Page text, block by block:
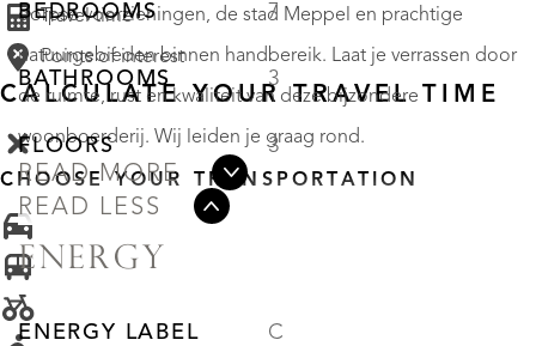
dorpse voorzieningen, de stad Meppel en prachtige
natuurgebieden binnen handbereik. Laat je verrassen door
de ruimte, rust en kwaliteit van deze bijzondere
woonboerderij. Wij leiden je graag rond.
READ MORE
READ LESS
BEDROOMS 7
BATHROOMS 3
FLOORS 3
ENERGY
ENERGY LABEL C
Travel time
Points of interest
CALCULATE YOUR TRAVEL TIME
CHOOSE YOUR TRANSPORTATION